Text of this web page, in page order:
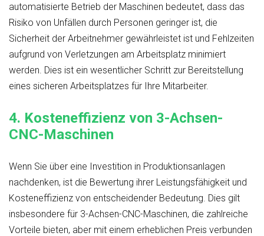
automatisierte Betrieb der Maschinen bedeutet, dass das
Risiko von Unfällen durch Personen geringer ist, die
Sicherheit der Arbeitnehmer gewährleistet ist und Fehlzeiten
aufgrund von Verletzungen am Arbeitsplatz minimiert
werden. Dies ist ein wesentlicher Schritt zur Bereitstellung
eines sicheren Arbeitsplatzes für Ihre Mitarbeiter.
4. Kosteneffizienz von 3-Achsen-
CNC-Maschinen
Wenn Sie über eine Investition in Produktionsanlagen
nachdenken, ist die Bewertung ihrer Leistungsfähigkeit und
Kosteneffizienz von entscheidender Bedeutung. Dies gilt
insbesondere für 3-Achsen-CNC-Maschinen, die zahlreiche
Vorteile bieten, aber mit einem erheblichen Preis verbunden